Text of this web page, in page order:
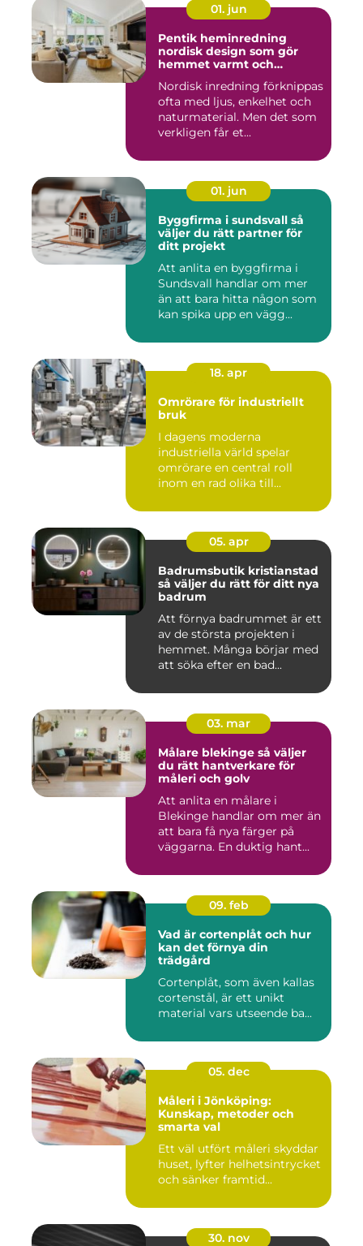
01. jun
Pentik heminredning
nordisk design som gör
hemmet varmt och
Nordisk inredning förknippas
ofta med ljus, enkelhet och
naturmaterial. Men det som
verkligen får et...
01. jun
Byggfirma i sundsvall så
väljer du rätt partner för
ditt projekt
Att anlita en byggfirma i
Sundsvall handlar om mer
än att bara hitta någon som
kan spika upp en vägg...
18. apr
Omrörare för industriellt
bruk
I dagens moderna
industriella värld spelar
omrörare en central roll
inom en rad olika till...
05. apr
Badrumsbutik kristianstad
så väljer du rätt för ditt nya
badrum
Att förnya badrummet är ett
av de största projekten i
hemmet. Många börjar med
att söka efter en bad...
03. mar
Målare blekinge så väljer
du rätt hantverkare för
måleri och golv
Att anlita en målare i
Blekinge handlar om mer än
att bara få nya färger på
väggarna. En duktig hant...
09. feb
Vad är cortenplåt och hur
kan det förnya din
trädgård
Cortenplåt, som även kallas
cortenstål, är ett unikt
material vars utseende ba...
05. dec
Måleri i Jönköping:
Kunskap, metoder och
smarta val
Ett väl utfört måleri skyddar
huset, lyfter helhetsintrycket
och sänker framtid...
30. nov